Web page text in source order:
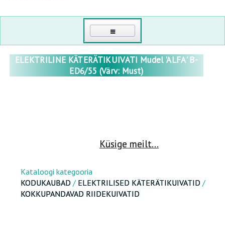
ELEKTRILINE KÄTERÄTIKUIVATI Mudel 'ALFA' B-
ED6/55 (Värv: Must)
PEAMINE
UUENDA SALASÕNA
HULGIMÜÜK
MEIST
TAIMELAVAD JA KASVUHOONED
POLÜKARBONAAT
KILEKASVUHOONED
SUITSUAHJUD, GRILLID, MALMIST NÕUD, KATLAD, KÖÖGITARVIKUD
SPORT, PUHKUS, MATKAMINE
Küsige meilt...
Kataloogi kategooria
KODUKAUBAD / ELEKTRILISED KÄTERÄTIKUIVATID /
KOKKUPANDAVAD RIIDEKUIVATID